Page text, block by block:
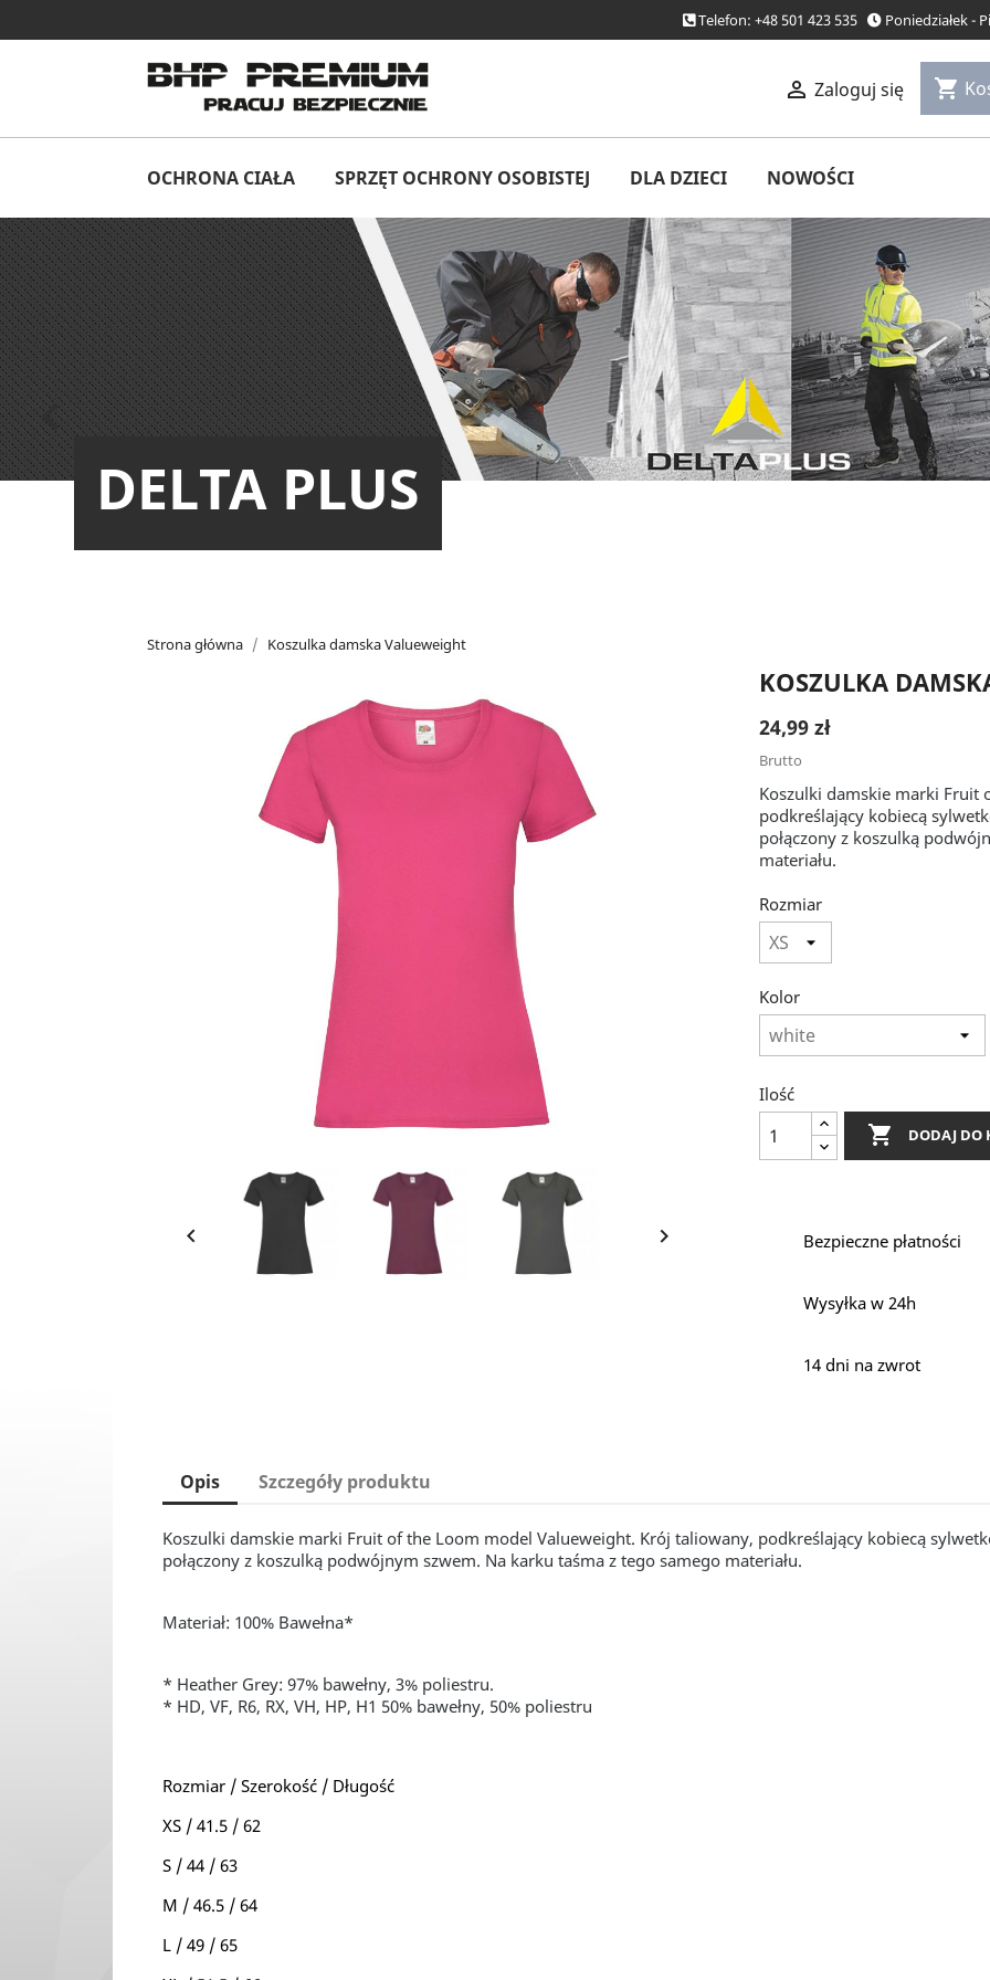
Telefon: +48 501 423 535 Poniedziałek -
 Zaloguj się shopping_cart
OCHRONA CIAŁA SPRZĘT OCHRONY OSOBISTEJ DLA DZIECI NOWOŚCI
DELTA PLUS

Poprzedni
Strona główna Koszulka damska Valueweight
 
KOSZULKA
24,99 zł
Brutto
Koszulki damskie marki Fruit
podkreślający kobiecą
połączony z koszulką
materiału.
Rozmiar
Kolor
Ilość
 DODAJ DO
Bezpieczne płatności
Wysyłka w 24h
14 dni na zwrot
Opis Szczegóły produktu
Koszulki damskie marki Fruit of the Loom model Valueweight. Krój taliowany, podkreślający kobiecą
połączony z koszulką podwójnym szwem. Na karku taśma z tego samego materiału.
Materiał: 100% Bawełna*
* Heather Grey: 97% bawełny, 3% poliestru.
* HD, VF, R6, RX, VH, HP, H1 50% bawełny, 50% poliestru
Rozmiar / Szerokość / Długość
XS / 41.5 / 62
S / 44 / 63
M / 46.5 / 64
L / 49 / 65